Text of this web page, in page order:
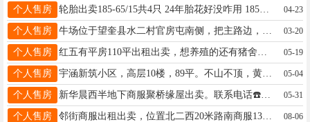
个人售房 轮胎出卖185-65/15共4只 24年胎花好没咋用 185R14货车加重轮胎共有3只 玲珑的 能用上的打电话18346456782 13319852444 小货车出租 斗长4米 04-23
个人售房 03-20
个人售房 05-19
个人售房 宇涵新筑小区，高层10楼，89平。不山不顶，黄金楼层。两室一厅。格局好，豪华装修，拎包入住。房照过两年山可贷款。价格优 惠，非诚勿扰 电话18945539961 05-04
个人售房 新华晨西半地下商服聚桥缘屋出卖。联系电话☎️18746527881 05-31
个人售房 邻街商服出租出卖，位置北二西20米路南商服133平28万南北通透已装修独立上下水，另有正街南二东商服56平39万高四米南北通透，手续全有房照，联系电话16645566745 08-06